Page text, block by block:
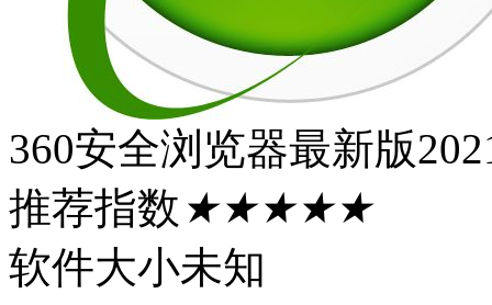
360安全浏览器最新版
推荐指数 ★★★★★
软件大小未知